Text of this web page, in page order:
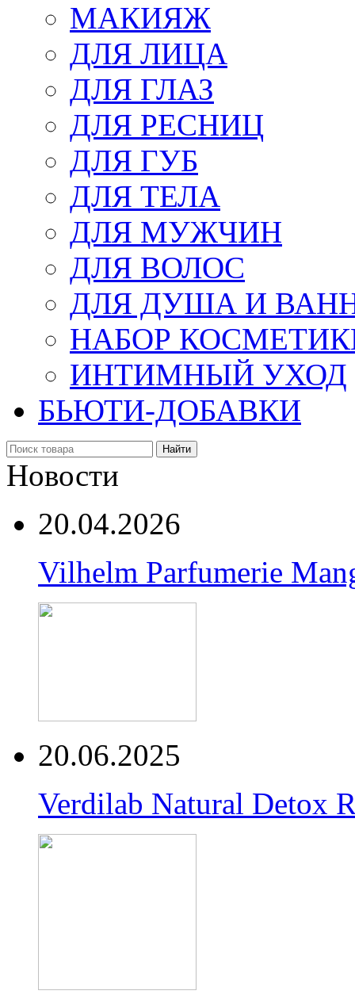
МАКИЯЖ
ДЛЯ ЛИЦА
ДЛЯ ГЛАЗ
ДЛЯ РЕСНИЦ
ДЛЯ ГУБ
ДЛЯ ТЕЛА
ДЛЯ МУЖЧИН
ДЛЯ ВОЛОС
ДЛЯ ДУША И
НАБОР
ИНТИМНЫЙ УХОД
БЬЮТИ-ДОБАВКИ
Найти
Новости
20.04.2026
Vilhelm Parfumerie
20.06.2025
Verdilab Natural Detox